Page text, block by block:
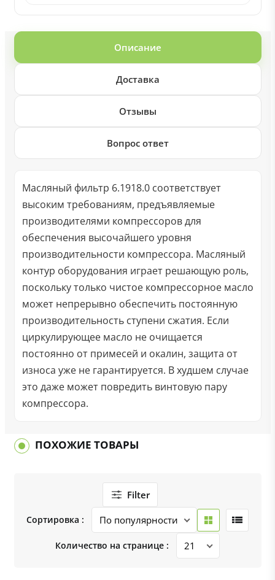
Описание
Доставка
Отзывы
Вопрос ответ
Масляный фильтр 6.1918.0 соответствует
высоким требованиям, предъявляемые
производителями компрессоров для
обеспечения высочайшего уровня
производительности компрессора. Масляный
контур оборудования играет решающую роль,
поскольку только чистое компрессорное масло
может непрерывно обеспечить постоянную
производительность ступени сжатия. Если
циркулирующее масло не очищается
постоянно от примесей и окалин, защита от
износа уже не гарантируется. В худшем случае
это даже может повредить винтовую пару
компрессора.
ПОХОЖИЕ ТОВАРЫ
Filter
Сортировка :
Количество на странице :